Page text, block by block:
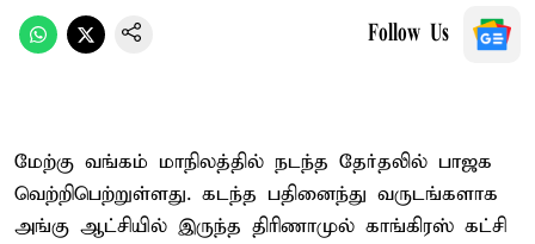
Follow Us
மேற்கு வங்கம் மாநிலத்தில் நடந்த தேர்தலில் பாஜக
வெற்றிபெற்றுள்ளது. கடந்த பதினைந்து வருடங்களாக
அங்கு ஆட்சியில் இருந்த திரிணாமுல் காங்கிரஸ் கட்சி